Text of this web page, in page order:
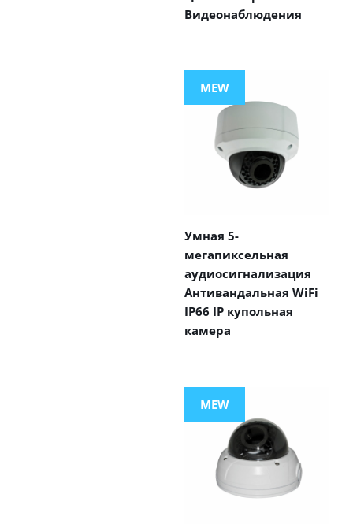
Видеонаблюдения
MEW
Умная 5-
мегапиксельная
аудиосигнализация
Антивандальная WiFi
IP66 IP купольная
камера
MEW